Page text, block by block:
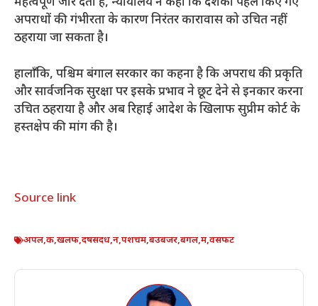
अपराधों की गंभीरता के कारण निरंतर कारावास को उचित नहीं
ठहराया जा सकता है।
हालाँकि, पश्चिम बंगाल सरकार का कहना है कि अपराध की प्रकृति
और सार्वजनिक सुरक्षा पर इसके प्रभाव ने छूट देने से इनकार करना
उचित ठहराया है और अब रिहाई आदेश के खिलाफ सुप्रीम कोर्ट के
हस्तक्षेप की मांग की है।
Source link
अपल,क,खलफ,दषसदध,न,पशचम,बउबजर,बगल,म,वसफट